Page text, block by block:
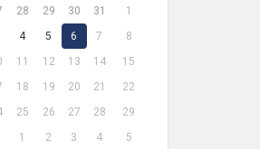
28 29 30 31
1
4 5 6 7
8
11 12 13 14
15
18 19 20 21
22
25 26 27 28
29
1 2 3 4 5